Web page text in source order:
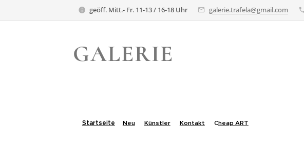
geöff. Mitt.- Fr. 11-13 / 16-18 Uhr galerie.trafela@gmail.com
GALERIE
TRAFELA
Startseite Neu Künstler Kontakt Cheap ART